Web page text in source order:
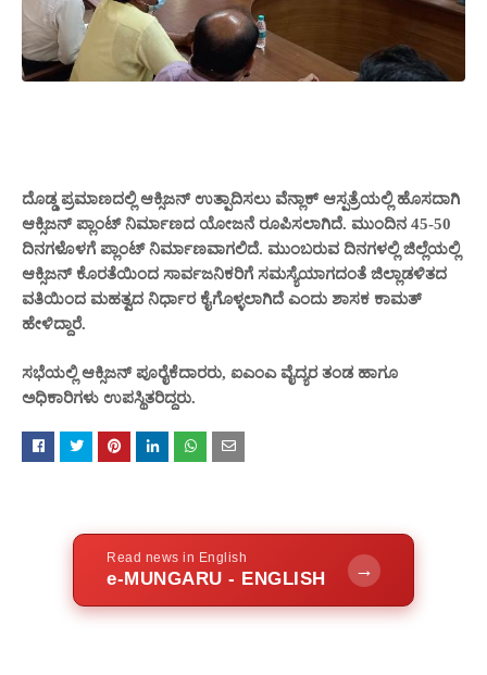
ದೊಡ್ಡ ಪ್ರಮಾಣದಲ್ಲಿ ಆಕ್ಸಿಜನ್ ಉತ್ಪಾದಿಸಲು ವೆನ್ಲಾಕ್ ಆಸ್ಪತ್ರೆಯಲ್ಲಿ ಹೊಸದಾಗಿ
ಆಕ್ಸಿಜನ್ ಪ್ಲಾಂಟ್ ನಿರ್ಮಾಣದ ಯೋಜನೆ ರೂಪಿಸಲಾಗಿದೆ. ಮುಂದಿನ 45-50
ದಿನಗಳೊಳಗೆ ಪ್ಲಾಂಟ್ ನಿರ್ಮಾಣವಾಗಲಿದೆ. ಮುಂಬರುವ ದಿನಗಳಲ್ಲಿ ಜಿಲ್ಲೆಯಲ್ಲಿ
ಆಕ್ಸಿಜನ್ ಕೊರತೆಯಿಂದ ಸಾರ್ವಜನಿಕರಿಗೆ ಸಮಸ್ಯೆಯಾಗದಂತೆ ಜಿಲ್ಲಾಡಳಿತದ
ವತಿಯಿಂದ ಮಹತ್ವದ ನಿರ್ಧಾರ ಕೈಗೊಳ್ಳಲಾಗಿದೆ ಎಂದು ಶಾಸಕ ಕಾಮತ್
ಹೇಳಿದ್ದಾರೆ.
ಸಭೆಯಲ್ಲಿ ಆಕ್ಸಿಜನ್ ಪೂರೈಕೆದಾರರು, ಐಎಂಎ ವೈದ್ಯರ ತಂಡ ಹಾಗೂ
ಅಧಿಕಾರಿಗಳು ಉಪಸ್ಥಿತರಿದ್ದರು.
Read news in English
e-MUNGARU - ENGLISH →